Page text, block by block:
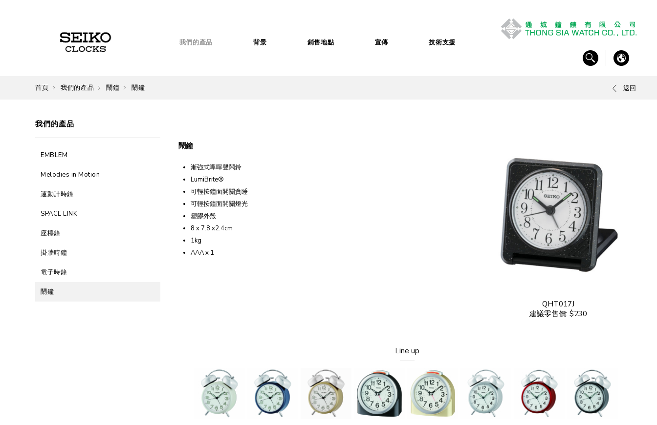
我們的產品 背景 銷售地點 宣傳 技術支援
首頁 我們的產品 鬧鐘 鬧鐘 返回
我們的產品
EMBLEM
Melodies in Motion
運動計時鐘
SPACE LINK
座檯鐘
掛牆時鐘
電子時鐘
鬧鐘
QHT017J
建議零售價: $230
鬧鐘
漸強式嗶嗶聲鬧鈴
LumiBrite®
可輕按鐘面開關貪睡
可輕按鐘面開關燈光
塑膠外殼
8 x 7.8 x2.4cm
1kg
AAA x 1
Line up